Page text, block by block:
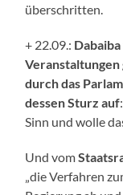
überschritten.
+ 22.09.:
Veranstaltungen
durch das
dessen Sturz auf
Sinn und wolle
Und vom
„die Verfahren